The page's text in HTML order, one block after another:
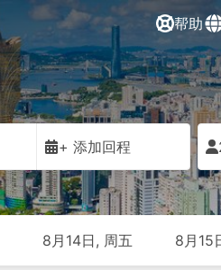
帮助
+ 添加回程
8月14日, 周五 8月15